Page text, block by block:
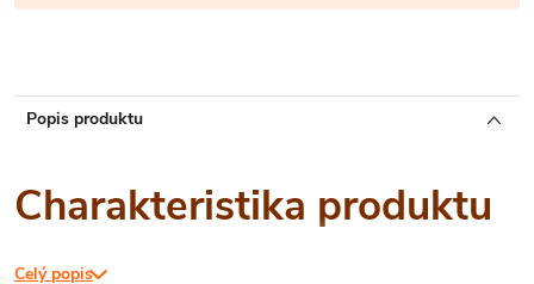
Popis produktu
Charakteristika produktu
Celý popis